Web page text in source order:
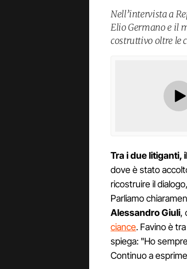
Nell’intervista a
Elio Germano e il
costruttivo oltre le
Tra i due litiganti,
dove è stato
ricostruire il
Parliamo
AlessandroGiuli,
ciance. Favino è
spiega: "Ho
Continuo a